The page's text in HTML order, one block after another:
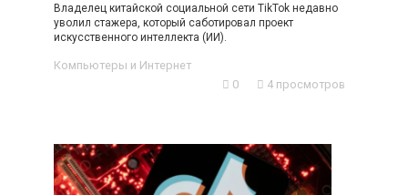
Владелец китайской социальной сети TikTok недавно
уволил стажера, который саботировал проект
искусственного интеллекта (ИИ).
Компьютеры и Интернет
0
4 просмотров